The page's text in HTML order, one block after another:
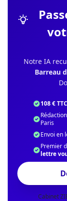
Notre IA
Barreau
108 € TTC
Paris
Envoi en
Premier
lettre
Cabinet